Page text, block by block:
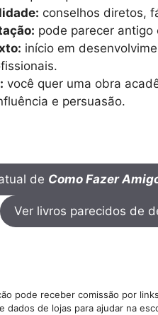
conselhos diretos,
pode parecer
início em
você quer uma obra
e persuasão.
de Como Fazer
Ver livros parecidos de
pode receber comissão por
dados de lojas para ajudar na